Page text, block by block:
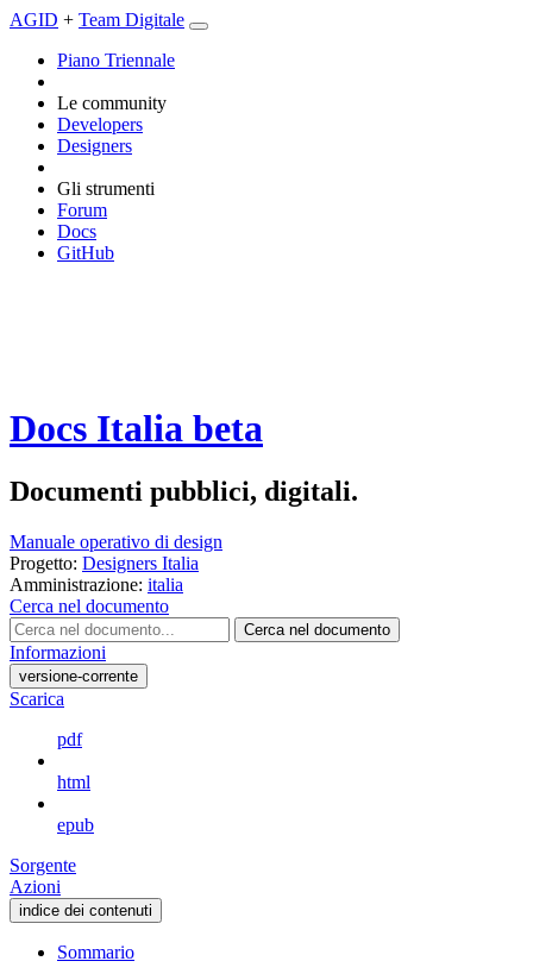
AGID + Team Digitale
Piano Triennale
Le community
Developers
Designers
Gli strumenti
Forum
Docs
GitHub
Docs Italia beta
Documenti pubblici, digitali.
Manuale operativo di design
Progetto: Designers Italia
Amministrazione: italia
Cerca nel documento
Cerca nel documento
Informazioni
versione-corrente
Scarica
pdf
html
epub
Sorgente
Azioni
indice dei contenuti
Sommario